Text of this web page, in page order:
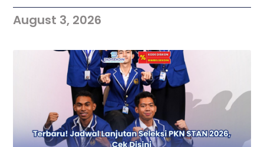
August 3, 2026